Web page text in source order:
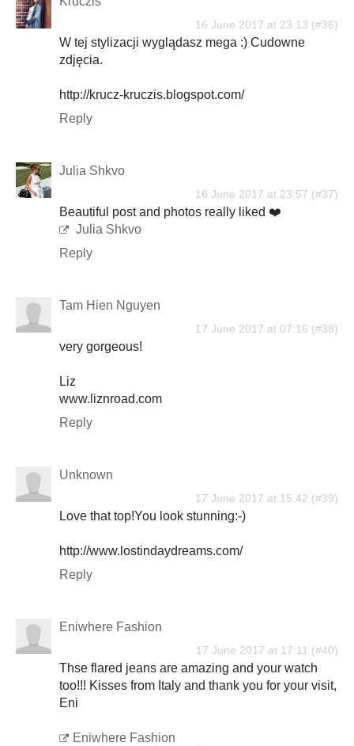
16 June 2017 at 23:13
W tej stylizacji wyglądasz mega :) Cudowne
zdjęcia.
http://krucz-kruczis.blogspot.com/
Reply
Julia Shkvo
16 June 2017 at 23:57
Beautiful post and photos really liked ❤️
Julia Shkvo
Reply
Tam Hien Nguyen
17 June 2017 at 07:16
very gorgeous!
Liz
www.liznroad.com
Reply
Unknown
17 June 2017 at 15:42
Love that top!You look stunning:-)
http://www.lostindaydreams.com/
Reply
Eniwhere Fashion
17 June 2017 at 17:11
Thse flared jeans are amazing and your watch
too!!! Kisses from Italy and thank you for your visit,
Eni
Eniwhere Fashion